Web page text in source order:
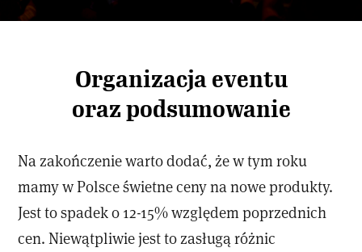
Organizacja eventu
oraz podsumowanie
Na zakończenie warto dodać, że w tym roku
mamy w Polsce świetne ceny na nowe produkty.
Jest to spadek o 12-15% względem poprzednich
cen. Niewątpliwie jest to zasługą różnic